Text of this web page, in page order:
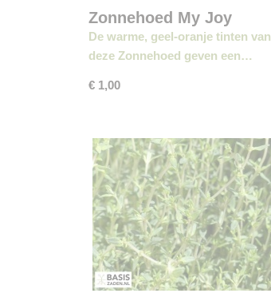
Zonnehoed My Joy
De warme, geel-oranje tinten van
deze Zonnehoed geven een…
€ 1,00